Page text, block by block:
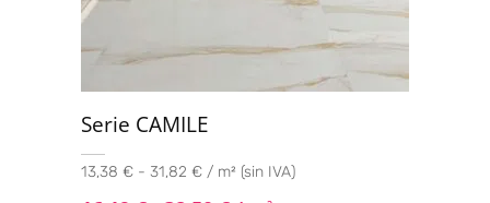
Serie CAMILE
13,38 € - 31,82 € / m² (sin IVA)